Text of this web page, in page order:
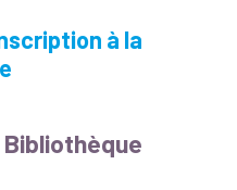
à la